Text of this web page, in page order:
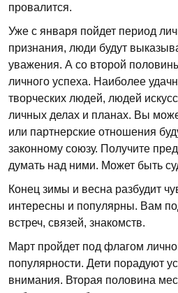
провалится.
Уже с января пойдет период
признания, люди будут
уважения. А со второй
личного успеха. Наиболее
творческих людей, людей
личных делах и планах. Вы
или партнерские отношения
законному союзу. Получите
думать над ними. Может быть
Конец зимы и весна разбудит
интересны и популярны. Вам
встреч, связей, знакомств.
Март пройдет под флагом
популярности. Дети порадуют
внимания. Вторая половина